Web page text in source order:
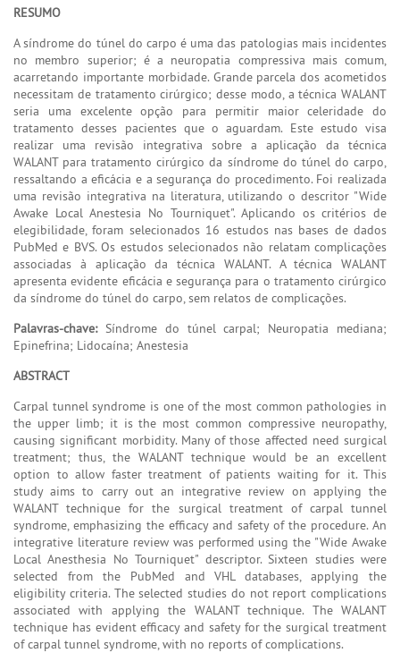
RESUMO
A síndrome do túnel do carpo é uma das patologias mais incidentes
no membro superior; é a neuropatia compressiva mais comum,
acarretando importante morbidade. Grande parcela dos acometidos
necessitam de tratamento cirúrgico; desse modo, a técnica WALANT
seria uma excelente opção para permitir maior celeridade do
tratamento desses pacientes que o aguardam. Este estudo visa
realizar uma revisão integrativa sobre a aplicação da técnica
WALANT para tratamento cirúrgico da síndrome do túnel do carpo,
ressaltando a eficácia e a segurança do procedimento. Foi realizada
uma revisão integrativa na literatura, utilizando o descritor "Wide
Awake Local Anestesia No Tourniquet". Aplicando os critérios de
elegibilidade, foram selecionados 16 estudos nas bases de dados
PubMed e BVS. Os estudos selecionados não relatam complicações
associadas à aplicação da técnica WALANT. A técnica WALANT
apresenta evidente eficácia e segurança para o tratamento cirúrgico
da síndrome do túnel do carpo, sem relatos de complicações.
Palavras-chave:Síndrome do túnel carpal; Neuropatia mediana;
Epinefrina; Lidocaína; Anestesia
ABSTRACT
Carpal tunnel syndrome is one of the most common pathologies in
the upper limb; it is the most common compressive neuropathy,
causing significant morbidity. Many of those affected need surgical
treatment; thus, the WALANT technique would be an excellent
option to allow faster treatment of patients waiting for it. This
study aims to carry out an integrative review on applying the
WALANT technique for the surgical treatment of carpal tunnel
syndrome, emphasizing the efficacy and safety of the procedure. An
integrative literature review was performed using the "Wide Awake
Local Anesthesia No Tourniquet" descriptor. Sixteen studies were
selected from the PubMed and VHL databases, applying the
eligibility criteria. The selected studies do not report complications
associated with applying the WALANT technique. The WALANT
technique has evident efficacy and safety for the surgical treatment
of carpal tunnel syndrome, with no reports of complications.